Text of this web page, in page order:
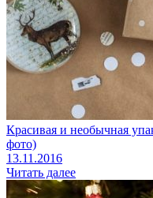
Красивая и необычная
фото)
13.11.2016
Читать далее